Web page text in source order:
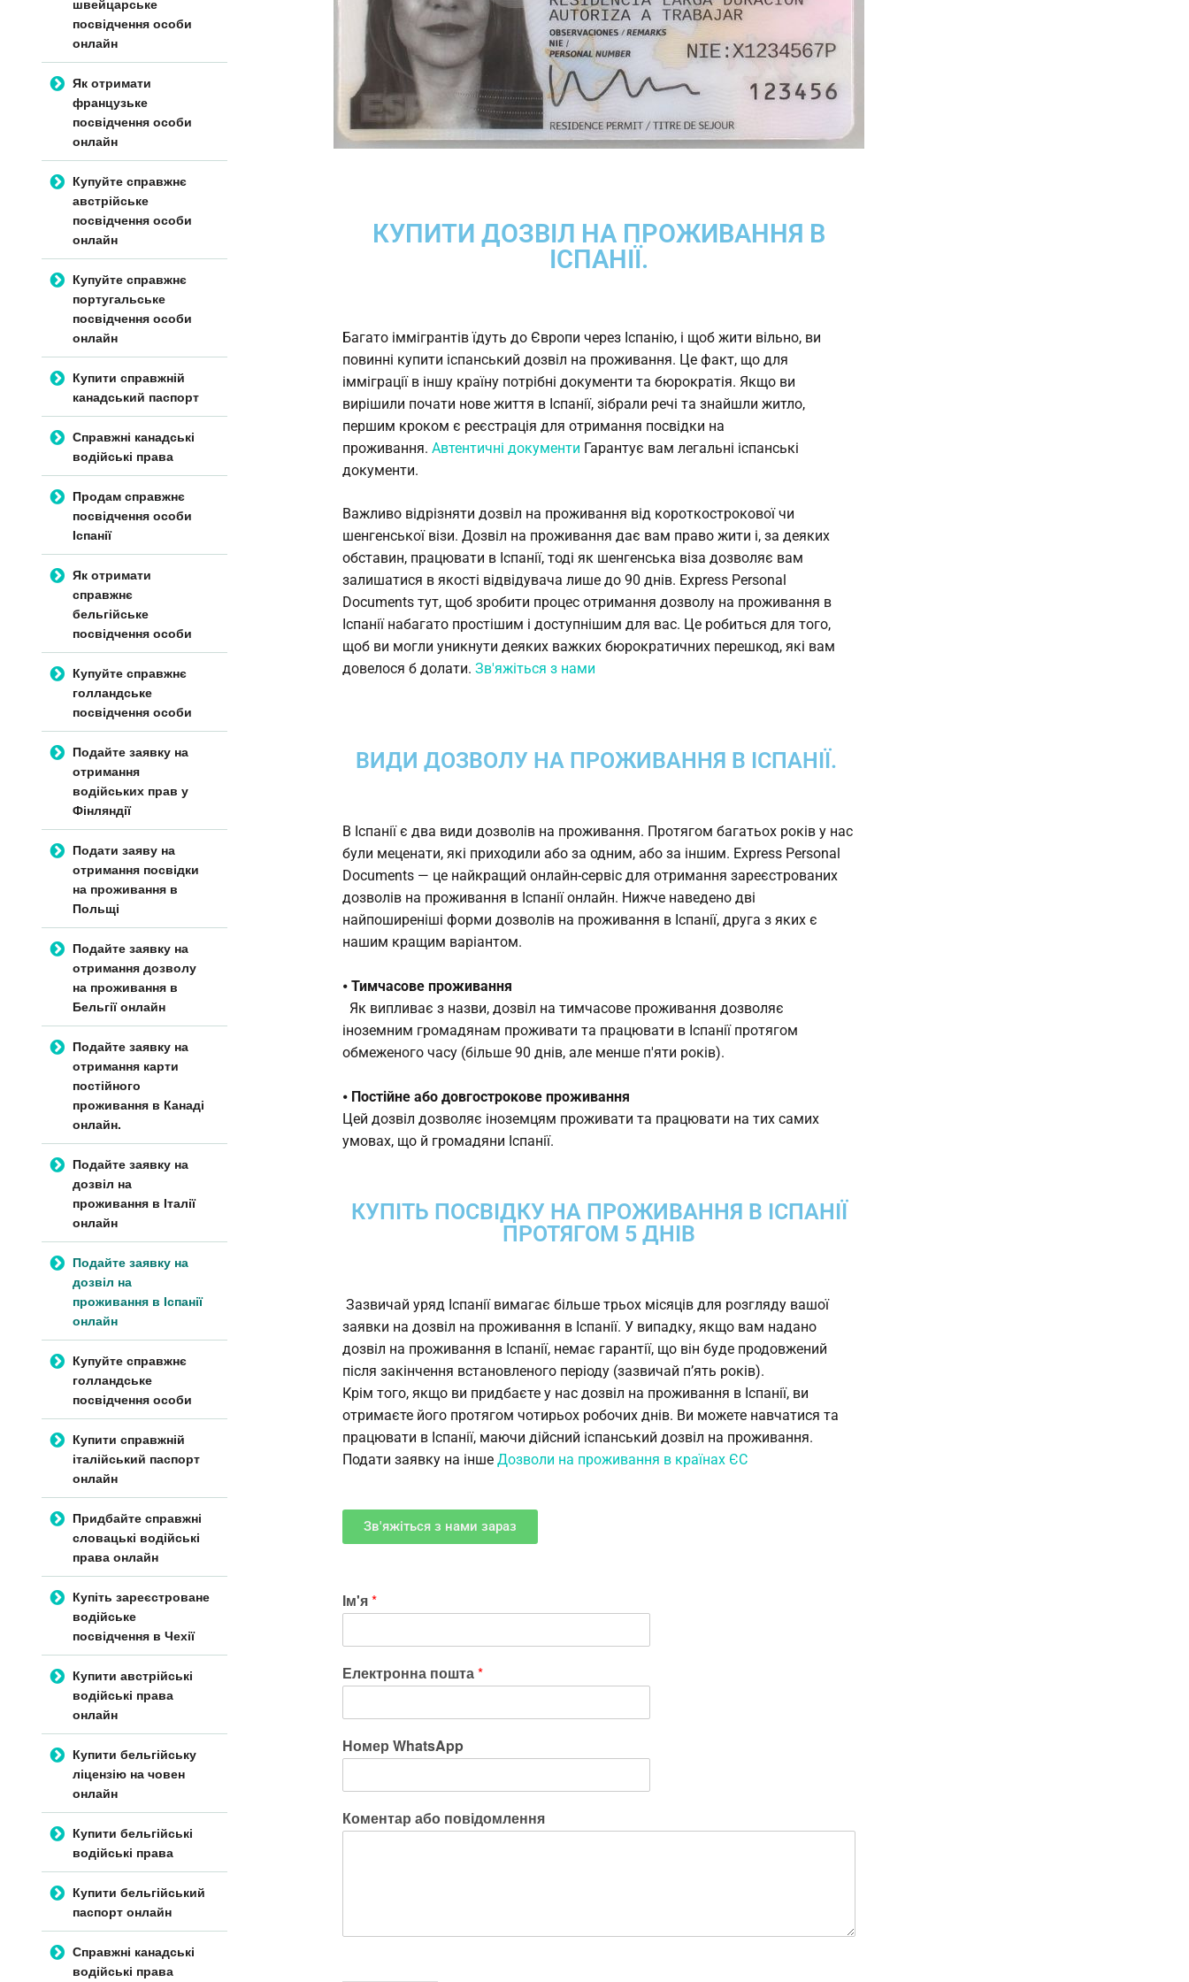
КУПИТИ ДОЗВІЛ НА ПРОЖИВАННЯ В
ІСПАНІЇ.
Багато іммігрантів їдуть до Європи через Іспанію, і щоб жити вільно, ви
повинні купити іспанський дозвіл на проживання. Це факт, що для
імміграції в іншу країну потрібні документи та бюрократія. Якщо ви
вирішили почати нове життя в Іспанії, зібрали речі та знайшли житло,
першим кроком є реєстрація для отримання посвідки на
проживання. Автентичні документи Гарантує вам легальні іспанські
документи.
Важливо відрізняти дозвіл на проживання від короткострокової чи
шенгенської візи. Дозвіл на проживання дає вам право жити і, за деяких
обставин, працювати в Іспанії, тоді як шенгенська віза дозволяє вам
залишатися в якості відвідувача лише до 90 днів. Express Personal
Documents тут, щоб зробити процес отримання дозволу на проживання в
Іспанії набагато простішим і доступнішим для вас. Це робиться для того,
щоб ви могли уникнути деяких важких бюрократичних перешкод, які вам
довелося б долати. Зв'яжіться з нами
ВИДИ ДОЗВОЛУ НА ПРОЖИВАННЯ В ІСПАНІЇ.
В Іспанії є два види дозволів на проживання. Протягом багатьох років у нас
були меценати, які приходили або за одним, або за іншим. Express Personal
Documents — це найкращий онлайн-сервіс для отримання зареєстрованих
дозволів на проживання в Іспанії онлайн. Нижче наведено дві
найпоширеніші форми дозволів на проживання в Іспанії, друга з яких є
нашим кращим варіантом.
⦁ Тимчасове проживання
Як випливає з назви, дозвіл на тимчасове проживання дозволяє
іноземним громадянам проживати та працювати в Іспанії протягом
обмеженого часу (більше 90 днів, але менше п'яти років).
⦁ Постійне або довгострокове проживання
Цей дозвіл дозволяє іноземцям проживати та працювати на тих самих
умовах, що й громадяни Іспанії.
КУПІТЬ ПОСВІДКУ НА ПРОЖИВАННЯ В ІСПАНІЇ
ПРОТЯГОМ 5 ДНІВ
Зазвичай уряд Іспанії вимагає більше трьох місяців для розгляду вашої
заявки на дозвіл на проживання в Іспанії. У випадку, якщо вам надано
дозвіл на проживання в Іспанії, немає гарантії, що він буде продовжений
після закінчення встановленого періоду (зазвичай п’ять років).
Крім того, якщо ви придбаєте у нас дозвіл на проживання в Іспанії, ви
отримаєте його протягом чотирьох робочих днів. Ви можете навчатися та
працювати в Іспанії, маючи дійсний іспанський дозвіл на проживання.
Подати заявку на інше Дозволи на проживання в країнах ЄС
Зв'яжіться з нами зараз
Ім'я*
Електронна пошта*
Номер WhatsApp
Коментар або повідомлення
посвідчення особи
онлайн
Як отримати
французьке
посвідчення особи
онлайн
Купуйте справжнє
австрійське
посвідчення особи
онлайн
Купуйте справжнє
португальське
посвідчення особи
онлайн
Купити справжній
канадський паспорт
Справжні канадські
водійські права
Продам справжнє
посвідчення особи
Іспанії
Як отримати
справжнє
бельгійське
посвідчення особи
Купуйте справжнє
голландське
посвідчення особи
Подайте заявку на
отримання
водійських прав у
Фінляндії
Подати заяву на
отримання посвідки
на проживання в
Польщі
Подайте заявку на
отримання дозволу
на проживання в
Бельгії онлайн
Подайте заявку на
отримання карти
постійного
проживання в Канаді
онлайн.
Подайте заявку на
дозвіл на
проживання в Італії
онлайн
Подайте заявку на
дозвіл на
проживання в Іспанії
онлайн
Купуйте справжнє
голландське
посвідчення особи
Купити справжній
італійський паспорт
онлайн
Придбайте справжні
словацькі водійські
права онлайн
Купіть зареєстроване
водійське
посвідчення в Чехії
Купити австрійські
водійські права
онлайн
Купити бельгійську
ліцензію на човен
онлайн
Купити бельгійські
водійські права
Купити бельгійський
паспорт онлайн
Справжні канадські
водійські права